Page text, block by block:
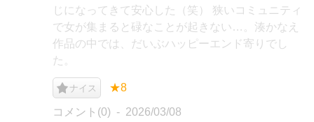
じになってきて安心した（笑） 狭いコミュニティ
で女が集まると碌なことが起きない…。湊かなえ
作品の中では、だいぶハッピーエンド寄りでし
た。
ナイス ★8
コメント(0) 2026/03/08